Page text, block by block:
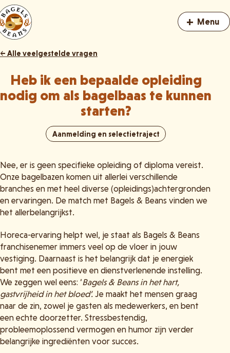
+ Menu
← Alle veelgestelde vragen
Heb ik een bepaalde opleiding
nodig om als bagelbaas te kunnen
starten?
Aanmelding en selectietraject
Nee, er is geen specifieke opleiding of diploma vereist.
Onze bagelbazen komen uit allerlei verschillende
branches en met heel diverse (opleidings)achtergronden
en ervaringen. De match met Bagels & Beans vinden we
het allerbelangrijkst.
Horeca-ervaring helpt wel, je staat als Bagels & Beans
franchisenemer immers veel op de vloer in jouw
vestiging. Daarnaast is het belangrijk dat je energiek
bent met een positieve en dienstverlenende instelling.
We zeggen wel eens: ‘Bagels & Beans in het hart,
gastvrijheid in het bloed’. Je maakt het mensen graag
naar de zin, zowel je gasten als medewerkers, en bent
een echte doorzetter. Stressbestendig,
probleemoplossend vermogen en humor zijn verder
belangrijke ingrediënten voor succes.